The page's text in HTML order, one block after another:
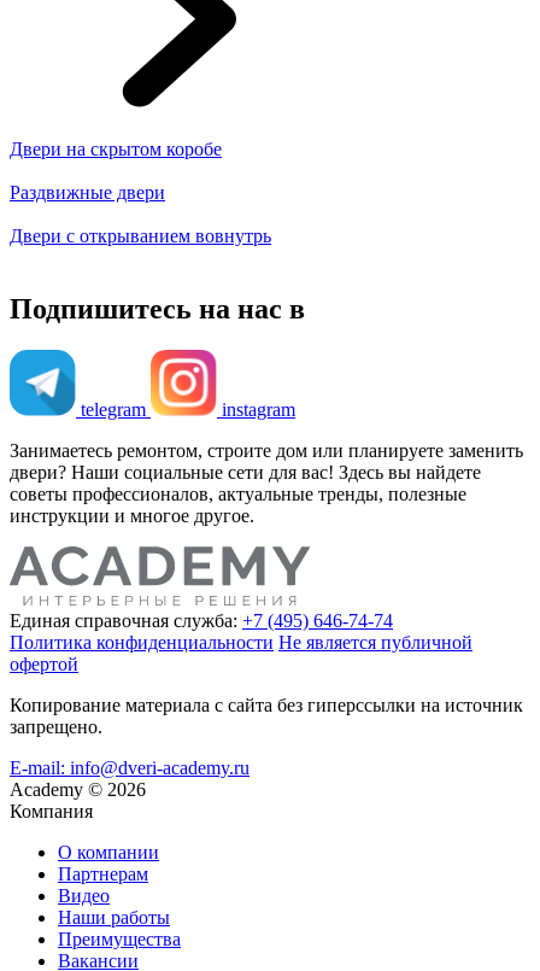
Двери на скрытом коробе
Раздвижные двери
Двери с открыванием вовнутрь
Подпишитесь на нас в
telegram
instagram
Занимаетесь ремонтом, строите дом или планируете заменить
двери? Наши социальные сети для вас! Здесь вы найдете
советы профессионалов, актуальные тренды, полезные
инструкции и многое другое.
Единая справочная служба: +7 (495) 646-74-74
Политика конфиденциальности Не является публичной
офертой
Копирование материала с сайта без гиперссылки на источник
запрещено.
E-mail: info@dveri-academy.ru
Academy © 2026
Компания
О компании
Партнерам
Видео
Наши работы
Преимущества
Вакансии